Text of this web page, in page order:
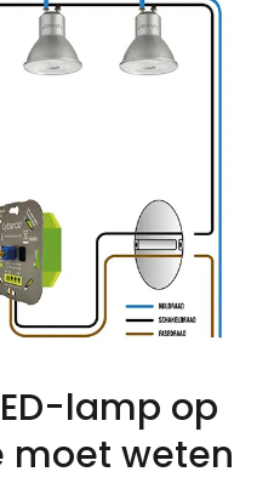
lamp op
moet weten